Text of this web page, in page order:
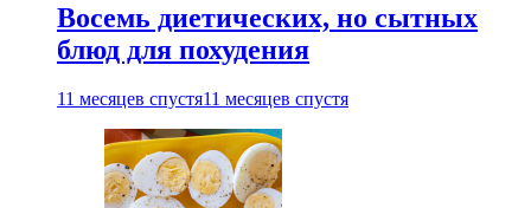
Восемь диетических, но сытных
блюд для похудения
11 месяцев спустя11 месяцев спустя